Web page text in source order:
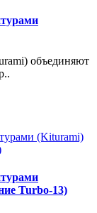
объединяют
Turbo-13)